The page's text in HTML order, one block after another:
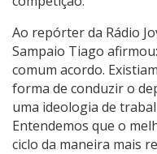
Ao repórter da Rádio
Sampaio Tiago
comum acordo.
forma de conduzir o
uma ideologia de
Entendemos que o
ciclo da maneira mais